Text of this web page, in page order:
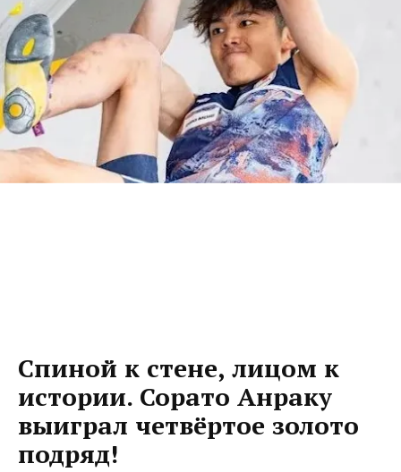
Спиной к стене, лицом к
истории. Сорато Анраку
выиграл четвёртое золото
подряд!